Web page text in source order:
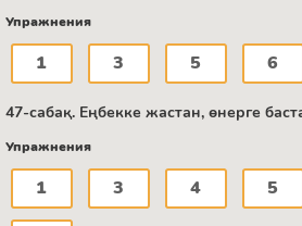
Упражнения
1 3 5 6
47-сабақ. Еңбекке жастан, өнерге
Упражнения
1 3 4 5